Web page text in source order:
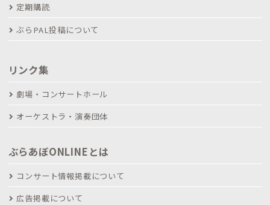
定期購読
ぶらPAL投稿について
リンク集
劇場・コンサートホール
オーケストラ・演奏団体
ぶらあぼONLINEとは
コンサート情報掲載について
広告掲載について